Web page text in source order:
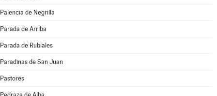
Palencia de Negrilla
Parada de Arriba
Parada de Rubiales
Paradinas de San Juan
Pastores